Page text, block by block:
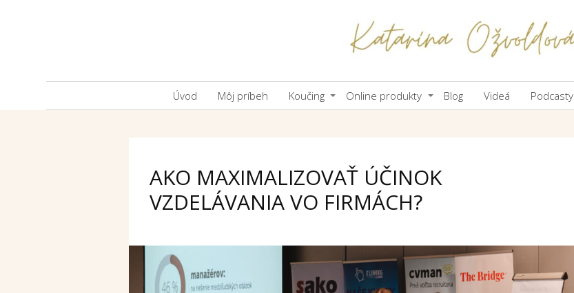
Úvod Môj príbeh Koučing Online produkty Blog Videá Podcasty
AKO MAXIMALIZOVAŤ ÚČINOK
VZDELÁVANIA VO FIRMÁCH?